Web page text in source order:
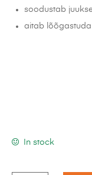
soodustab
aitab lõõgastuda
In stock